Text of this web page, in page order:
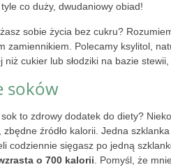
tyle co duży, dwudaniowy obiad!
sobie życia bez cukru?
zamiennikiem. Polecamy ksylitol,
niż cukier lub słodziki na bazie
soków
to zdrowy dodatek do diety?
zbędne źródło kalorii. Jedna
codziennie sięgasz po jedną
o 700 kalorii . Pomyśl, że